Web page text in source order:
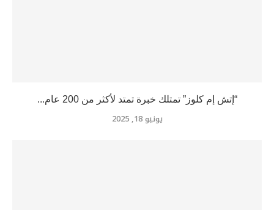
“إتش إم كلوز” تمتلك خبرة تمتد لأكثر من 200 عام...
يونيو 18, 2025